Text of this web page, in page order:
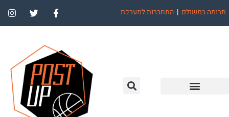
תרומה במשולם | התחברות למערכת